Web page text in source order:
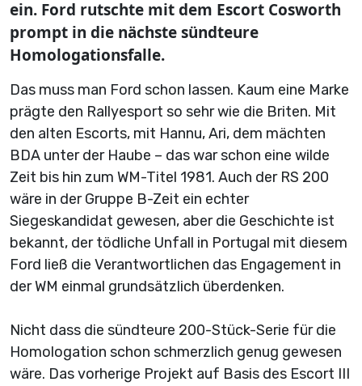
ein. Ford rutschte mit dem Escort Cosworth
prompt in die nächste sündteure
Homologationsfalle.
Das muss man Ford schon lassen. Kaum eine Marke
prägte den Rallyesport so sehr wie die Briten. Mit
den alten Escorts, mit Hannu, Ari, dem mächten
BDA unter der Haube – das war schon eine wilde
Zeit bis hin zum WM-Titel 1981. Auch der RS 200
wäre in der Gruppe B-Zeit ein echter
Siegeskandidat gewesen, aber die Geschichte ist
bekannt, der tödliche Unfall in Portugal mit diesem
Ford ließ die Verantwortlichen das Engagement in
der WM einmal grundsätzlich überdenken.
Nicht dass die sündteure 200-Stück-Serie für die
Homologation schon schmerzlich genug gewesen
wäre. Das vorherige Projekt auf Basis des Escort III